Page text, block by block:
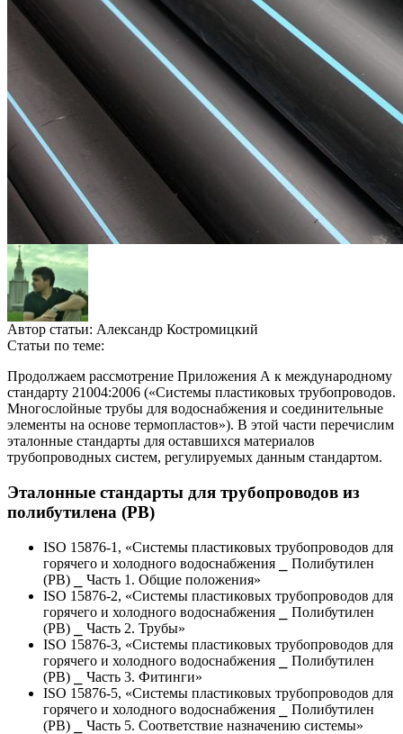
Автор статьи: Александр Костромицкий
Статьи по теме:
Продолжаем рассмотрение Приложения А к международному
стандарту 21004:2006 («Системы пластиковых трубопроводов.
Многослойные трубы для водоснабжения и соединительные
элементы на основе термопластов»). В этой части перечислим
эталонные стандарты для оставшихся материалов
трубопроводных систем, регулируемых данным стандартом.
Эталонные стандарты для трубопроводов из
полибутилена (PB)
ISO 15876-1, «Системы пластиковых трубопроводов для
горячего и холодного водоснабжения ⎯ Полибутилен
(PB) ⎯ Часть 1. Общие положения»
ISO 15876-2, «Системы пластиковых трубопроводов для
горячего и холодного водоснабжения ⎯ Полибутилен
(PB) ⎯ Часть 2. Трубы»
ISO 15876-3, «Системы пластиковых трубопроводов для
горячего и холодного водоснабжения ⎯ Полибутилен
(PB) ⎯ Часть 3. Фитинги»
ISO 15876-5, «Системы пластиковых трубопроводов для
горячего и холодного водоснабжения ⎯ Полибутилен
(PB) ⎯ Часть 5. Соответствие назначению системы»